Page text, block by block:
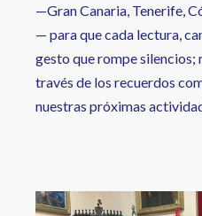
—Gran Canaria, Tenerife,
— para que cada lectura,
gesto que rompe silencios;
través de los recuerdos
nuestras próximas
Image